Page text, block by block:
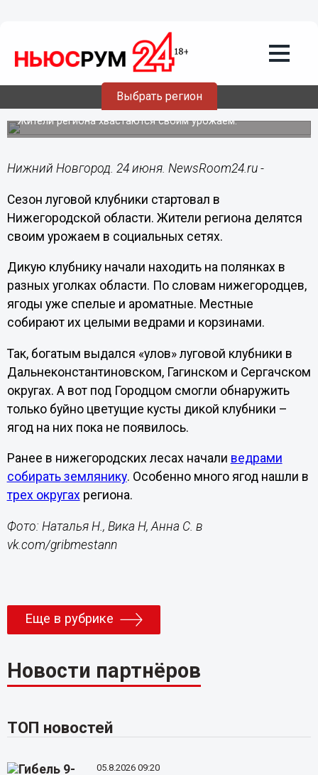
Выбрать регион
24.06.202416:47
Луговую клубнику начали собирать в
Нижегородской области
Жители региона хвастаются своим урожаем.
Нижний Новгород. 24 июня. NewsRoom24.ru -
Сезон луговой клубники стартовал в
Нижегородской области. Жители региона делятся
своим урожаем в социальных сетях.
Дикую клубнику начали находить на полянках в
разных уголках области. По словам нижегородцев,
ягоды уже спелые и ароматные. Местные
собирают их целыми ведрами и корзинами.
Так, богатым выдался «улов» луговой клубники в
Дальнеконстантиновском, Гагинском и Сергачском
округах. А вот под Городцом смогли обнаружить
только буйно цветущие кусты дикой клубники –
ягод на них пока не появилось.
Ранее в нижегородских лесах начали ведрами
собиратьземлянику. Особенно много ягод нашли в
трех округахрегиона.
Фото: Наталья Н., Вика Н, Анна С. в
vk.com/gribmestann
Еще в рубрике
Новости партнёров
ТОП новостей
05.8.2026 09:20